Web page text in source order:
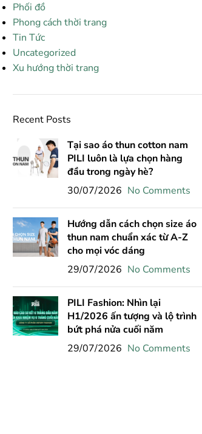
Phối đồ
Phong cách thời trang
Tin Tức
Uncategorized
Xu hướng thời trang
Recent Posts
Tại sao áo thun cotton nam
PILI luôn là lựa chọn hàng
đầu trong ngày hè?
30/07/2026 No Comments
Hướng dẫn cách chọn size áo
thun nam chuẩn xác từ A-Z
cho mọi vóc dáng
29/07/2026 No Comments
PILI Fashion: Nhìn lại
H1/2026 ấn tượng và lộ trình
bứt phá nửa cuối năm
29/07/2026 No Comments